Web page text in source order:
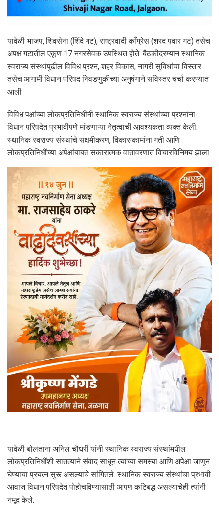
यावेळी भाजप, शिवसेना (शिंदे गट), राष्ट्रवादी काँग्रेस (शरद पवार गट) तसेच
अपक्ष गटातील एकूण 17 नगरसेवक उपस्थित होते. बैठकीदरम्यान स्थानिक
स्वराज्य संस्थांपुढील विविध प्रश्न, शहर विकास, नागरी सुविधांचा विस्तार
तसेच आगामी विधान परिषद निवडणुकीच्या अनुषंगाने सविस्तर चर्चा करण्यात
आली.
विविध पक्षांच्या लोकप्रतिनिधींनी स्थानिक स्वराज्य संस्थांच्या प्रश्नांना
विधान परिषदेत प्रभावीपणे मांडणाऱ्या नेतृत्वाची आवश्यकता व्यक्त केली.
स्थानिक स्वराज्य संस्थांचे सक्षमीकरण, विकासकामांना गती आणि
लोकप्रतिनिधींच्या अपेक्षांबाबत सकारात्मक वातावरणात विचारविनिमय झाला.
यावेळी बोलताना अनिल चौधरी यांनी स्थानिक स्वराज्य संस्थांमधील
लोकप्रतिनिधींशी सातत्याने संवाद साधून त्यांच्या समस्या आणि अपेक्षा जाणून
घेण्याचा प्रयत्न सुरू असल्याचे सांगितले. स्थानिक स्वराज्य संस्थांचा प्रभावी
आवाज विधान परिषदेत पोहोचविण्यासाठी आपण कटिबद्ध असल्याचेही त्यांनी
नमूद केले.